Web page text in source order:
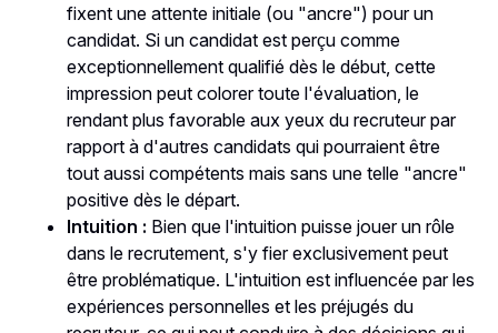
fixent une attente initiale (ou "ancre") pour un
candidat. Si un candidat est perçu comme
exceptionnellement qualifié dès le début, cette
impression peut colorer toute l'évaluation, le
rendant plus favorable aux yeux du recruteur par
rapport à d'autres candidats qui pourraient être
tout aussi compétents mais sans une telle "ancre"
positive dès le départ.
Intuition : Bien que l'intuition puisse jouer un rôle
dans le recrutement, s'y fier exclusivement peut
être problématique. L'intuition est influencée par les
expériences personnelles et les préjugés du